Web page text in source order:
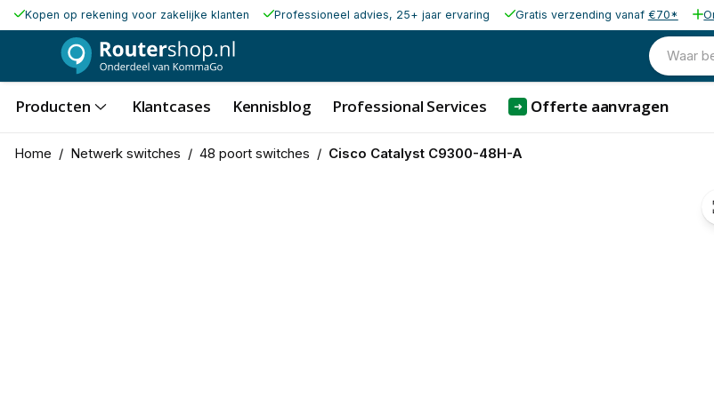
Kopen op rekening voor zakelijke klanten Professioneel advies, 25+ jaar ervaring Gratis verzending vanaf €70*
Waar
Producten Klantcases Kennisblog Professional Services ➜ Offerte aanvragen
Home / Netwerk switches / 48 poort switches / Cisco Catalyst C9300-48H-A